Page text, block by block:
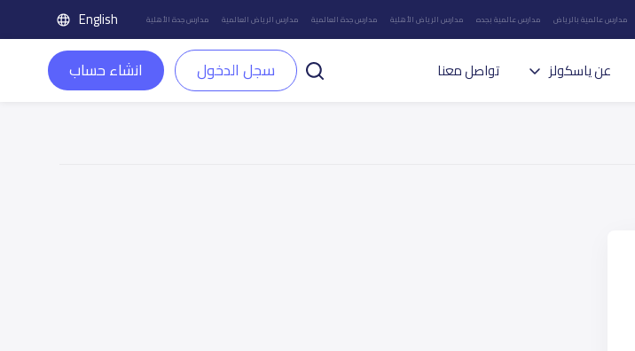
مدارس عالمية بالرياض مدارس عالمية بجده مدارس الرياض الأهلية مدارس جدة العالمية مدارس الرياض العالمية مدارس جدة الأهلية English
عن ياسكولز تواصل معنا سجل الدخول انشاء حساب